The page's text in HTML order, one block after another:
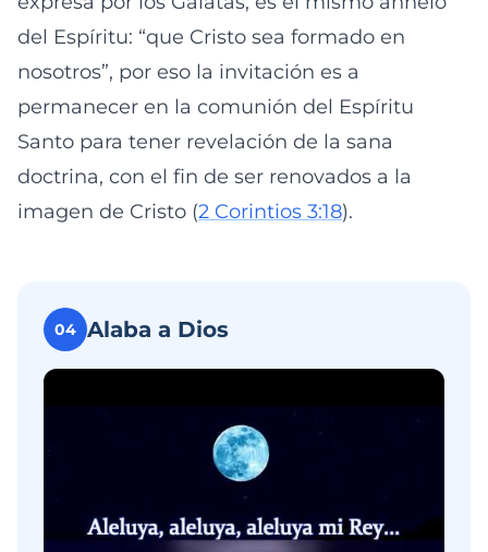
del Espíritu: “que Cristo sea formado en
nosotros”, por eso la invitación es a
permanecer en la comunión del Espíritu
Santo para tener revelación de la sana
doctrina, con el fin de ser renovados a la
imagen de Cristo (2 Corintios 3:18).
04 Alaba a Dios